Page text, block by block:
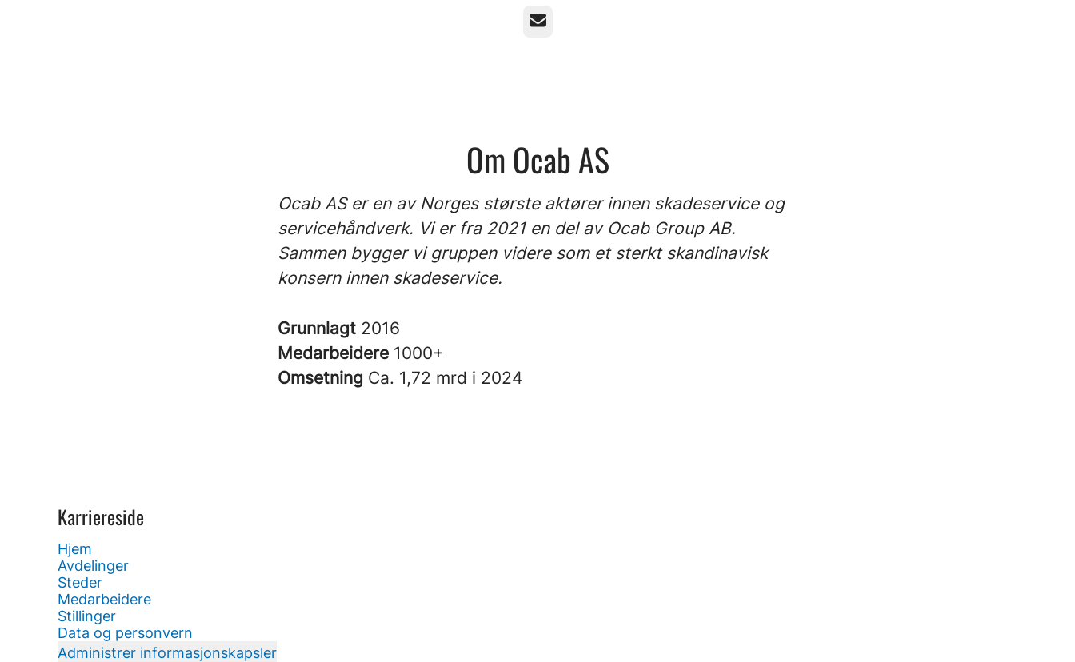
E-post
Om Ocab AS
Ocab AS er en av Norges største aktører innen skadeservice og
servicehåndverk. Vi er fra 2021 en del av Ocab Group AB.
Sammen bygger vi gruppen videre som et sterkt skandinavisk
konsern innen skadeservice.
Grunnlagt 2016
Medarbeidere 1000+
Omsetning Ca. 1,72 mrd i 2024
Karriereside
Hjem
Avdelinger
Steder
Medarbeidere
Stillinger
Data og personvern
Administrer informasjonskapsler